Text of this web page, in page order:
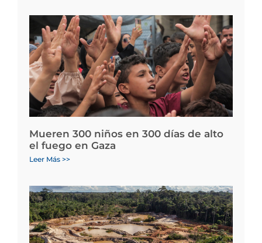
Mueren 300 niños en 300 días de alto
el fuego en Gaza
Leer Más >>